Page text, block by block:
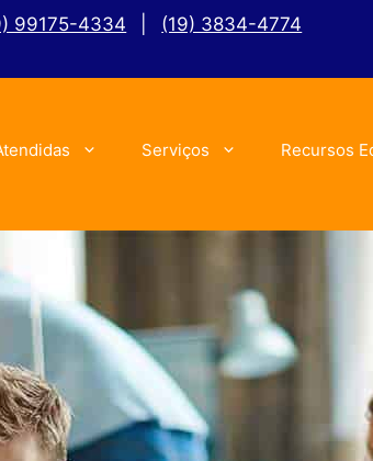
99175-4334 (19) 3834-4774
Serviços Recursos